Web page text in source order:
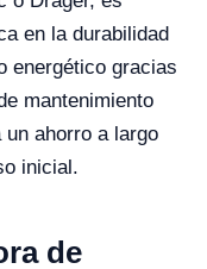
en la durabilidad
energético gracias
mantenimiento
un ahorro a largo
inicial.
de